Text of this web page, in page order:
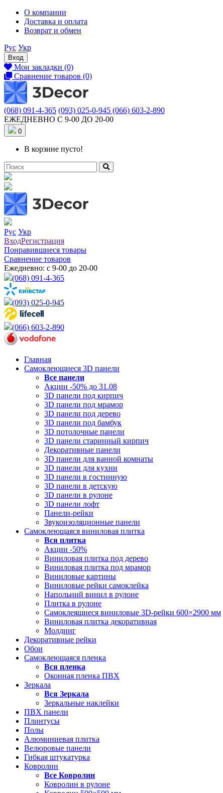
О компании
Доставка и оплата
Возврат и обмен
Рус Укр
Вход
Мои закладки (0)
Сравнение товаров (0)
(068) 091-4-365 (093) 025-0-945 (066) 603-2-890
ЕЖЕДНЕВНО С 9-00 ДО 20-00
0
В корзине пусто!
Рус Укр
ВходРегистрация
Понравившиеся товары
Сравнение товаров
Ежедневно: с 9-00 до 20-00
(068) 091-4-365
(093) 025-0-945
(066) 603-2-890
Главная
Самоклеющиеся 3D панели
Все панели
Акции -50% до 31.08
3D панели под кирпич
3D панели под мрамор
3D панели под дерево
3D панели под бамбук
3D потолочные панели
3D панели старинный кирпич
Декоративные панели
3D панели для ванной комнаты
3D панели для кухни
3D панели в гостинную
3D панели в детскую
3D панели в рулоне
3D панели лофт
Панели-рейки
Звукоизоляционные панели
Самоклеющаяся виниловая плитка
Вся плитка
Акции -50%
Виниловая плитка под дерево
Виниловая плитка под мрамор
Виниловые картины
Виниловые рейки самоклейка
Напольний винил в рулоне
Плитка в рулоне
Самоклеящиеся виниловые 3D‑рейки 600×2900 мм
Виниловая плитка декоративная
Молдинг
Декоративные рейки
Обои
Самоклеющаяся пленка
Вся пленка
Оконная пленка ПВХ
Зеркала
Вся Зеркала
Зеркальные наклейки
ПВХ панели
Плинтусы
Полы
Алюминиевая плитка
Велюровые панели
Гибкая штукатурка
Ковролин
Все Ковролин
Ковролин в рулоне